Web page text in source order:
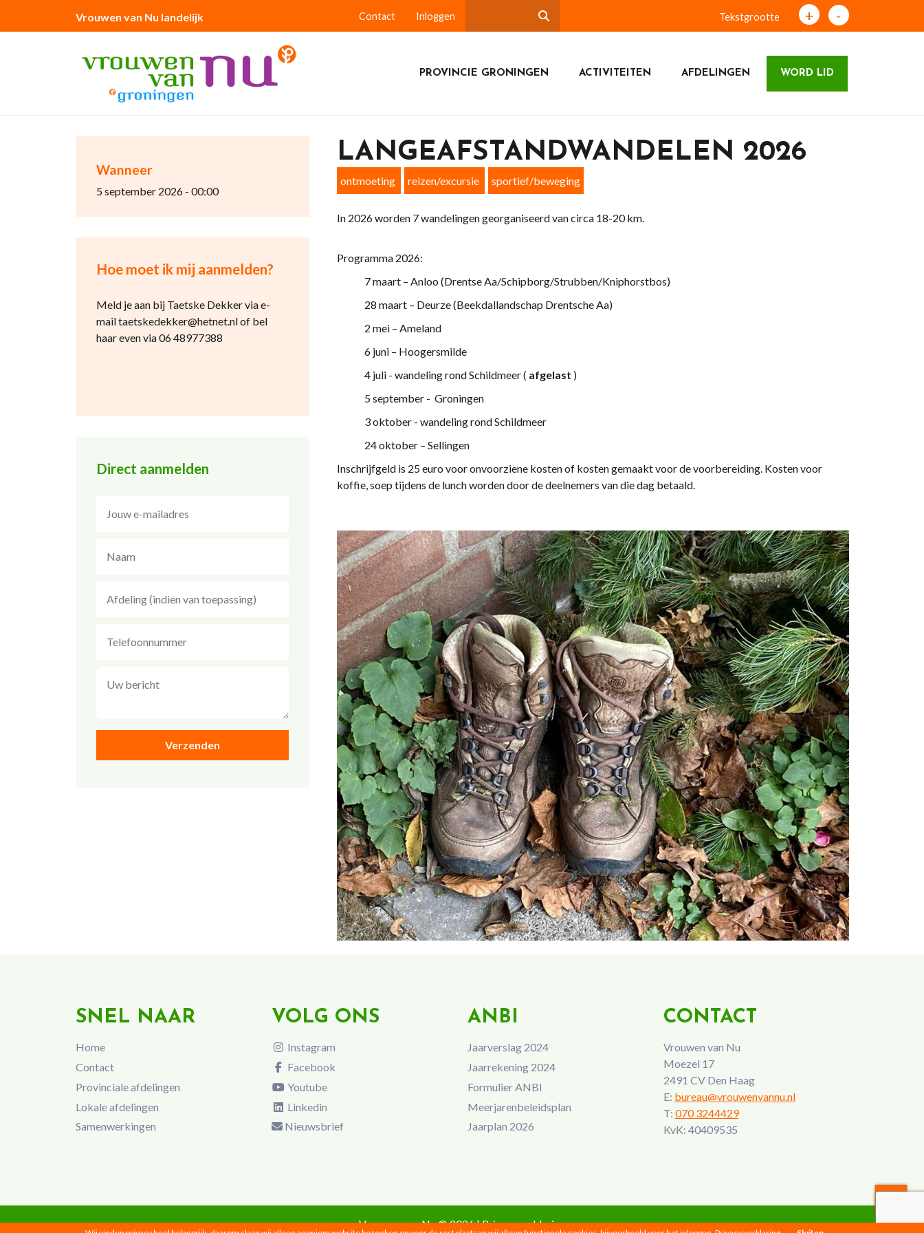
Vrouwen van Nu landelijk Contact Inloggen Tekstgrootte + -
PROVINCIE GRONINGEN ACTIVITEITEN AFDELINGEN WORD LID
Wanneer
5 september 2026 - 00:00
Hoe moet ik mij aanmelden?
Meld je aan bij Taetske Dekker via e-
mail taetskedekker@hetnet.nl of bel
haar even via 06 48977388
Direct aanmelden
LANGEAFSTANDWANDELEN 2026
ontmoeting reizen/excursie sportief/beweging
In 2026 worden 7 wandelingen georganiseerd van circa 18-20 km.
Programma 2026:
7 maart – Anloo (Drentse Aa/Schipborg/Strubben/Kniphorstbos)
28 maart – Deurze (Beekdallandschap Drentsche Aa)
2 mei – Ameland
6 juni – Hoogersmilde
4 juli - wandeling rond Schildmeer ( afgelast )
5 september - Groningen
3 oktober - wandeling rond Schildmeer
24 oktober – Sellingen
Inschrijfgeld is 25 euro voor onvoorziene kosten of kosten gemaakt voor de voorbereiding. Kosten voor
koffie, soep tijdens de lunch worden door de deelnemers van die dag betaald.
SNEL NAAR
Home
Contact
Provinciale afdelingen
Lokale afdelingen
Samenwerkingen
VOLG ONS
Instagram
Facebook
Youtube
Linkedin
Nieuwsbrief
ANBI
Jaarverslag 2024
Jaarrekening 2024
Formulier ANBI
Meerjarenbeleidsplan
Jaarplan 2026
CONTACT
Vrouwen van Nu
Moezel 17
2491 CV Den Haag
E: bureau@vrouwenvannu.nl
T: 070 3244429
KvK: 40409535
Vrouwen van Nu © 2026 |Privacyverklaring